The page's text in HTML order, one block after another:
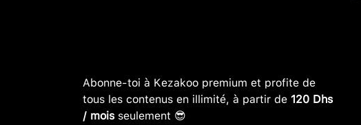
Abonne-toi à Kezakoo premium et profite de
tous les contenus en illimité, à partir de 120 Dhs
/ moisseulement 😎